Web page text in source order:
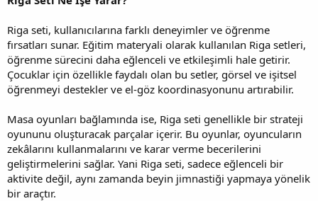
Riga seti, kullanıcılarına farklı deneyimler ve öğrenme
fırsatları sunar. Eğitim materyali olarak kullanılan Riga setleri,
öğrenme sürecini daha eğlenceli ve etkileşimli hale getirir.
Çocuklar için özellikle faydalı olan bu setler, görsel ve işitsel
öğrenmeyi destekler ve el-göz koordinasyonunu artırabilir.
Masa oyunları bağlamında ise, Riga seti genellikle bir strateji
oyununu oluşturacak parçalar içerir. Bu oyunlar, oyuncuların
zekâlarını kullanmalarını ve karar verme becerilerini
geliştirmelerini sağlar. Yani Riga seti, sadece eğlenceli bir
aktivite değil, aynı zamanda beyin jimnastiği yapmaya yönelik
bir araçtır.